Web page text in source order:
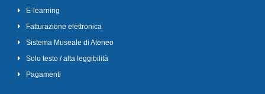
E-learning
Fatturazione elettronica
Sistema Museale di Ateneo
Solo testo / alta leggibilità
Pagamenti